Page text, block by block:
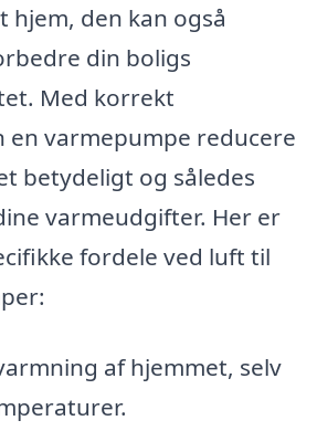
hjem, den kan også
din boligs
Med korrekt
en varmepumpe reducere
betydeligt og således
varmeudgifter. Her er
fordele ved luft til
af hjemmet, selv